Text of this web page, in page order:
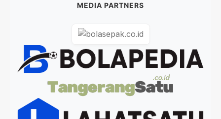
MEDIA PARTNERS